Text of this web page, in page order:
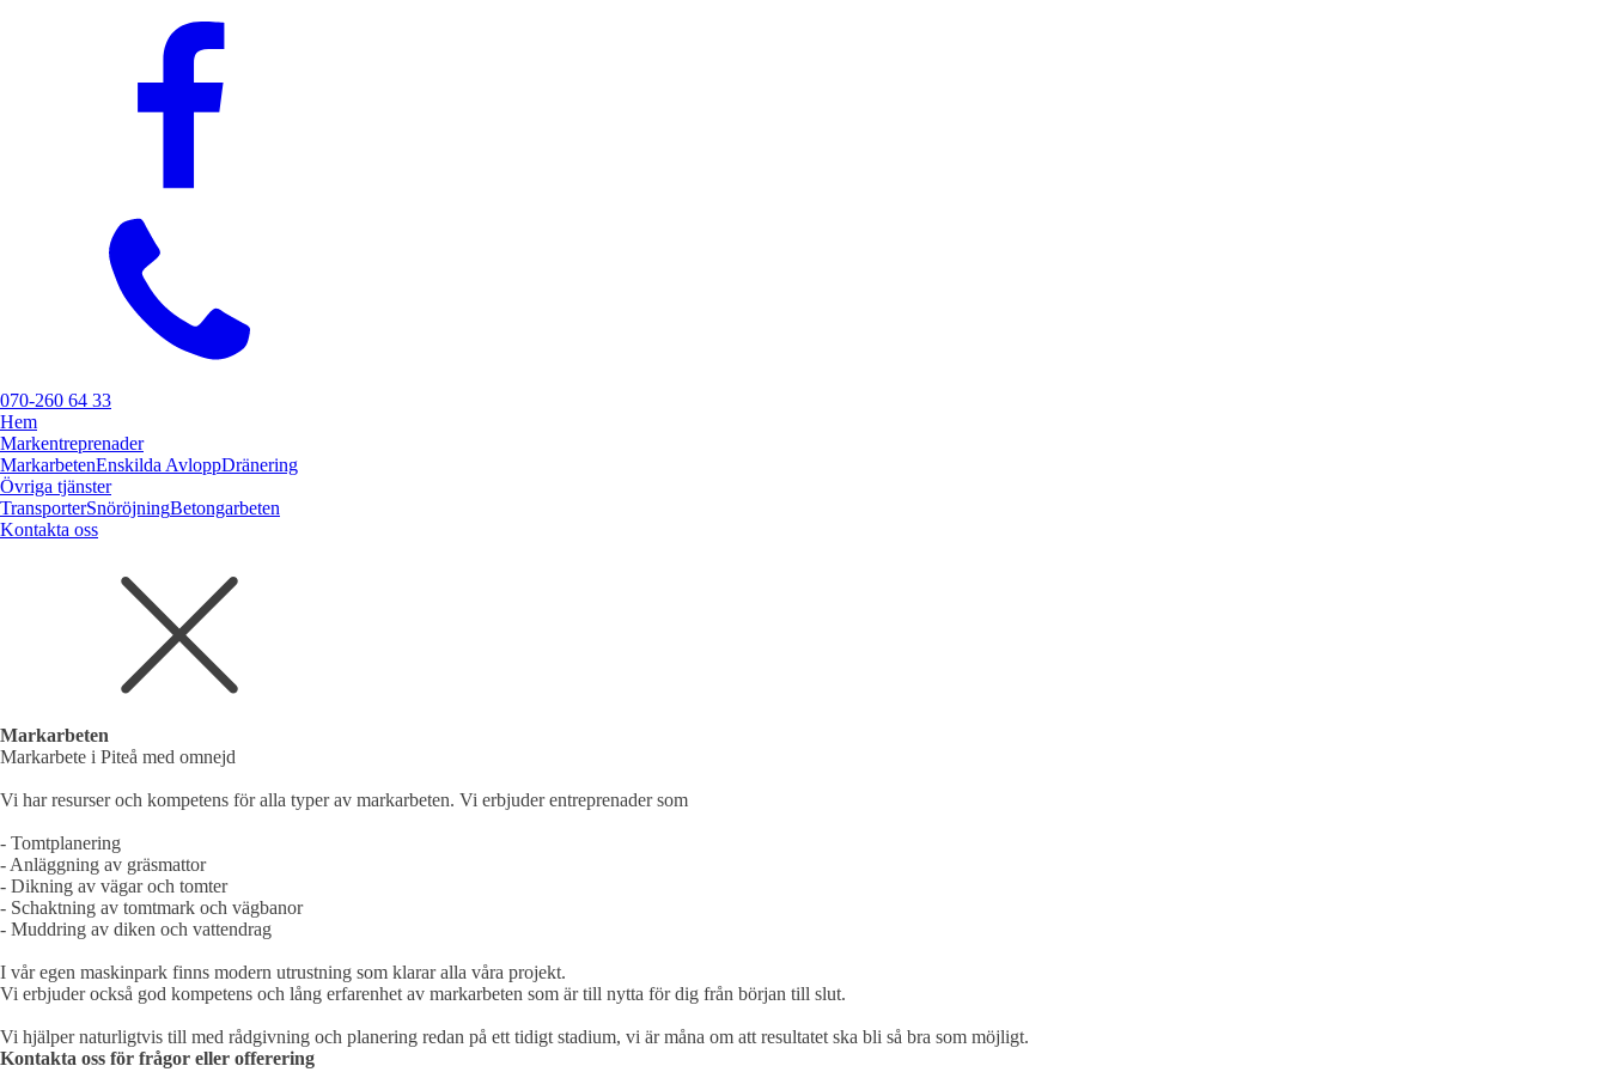
070-260 64 33
Hem
Markentreprenader
MarkarbetenEnskilda AvloppDränering
Övriga tjänster
TransporterSnöröjningBetongarbeten
Kontakta oss
Markarbeten
Markarbete i Piteå med omnejd
Vi har resurser och kompetens för alla typer av markarbeten. Vi erbjuder entreprenader som
- Tomtplanering
- Anläggning av gräsmattor
- Dikning av vägar och tomter
- Schaktning av tomtmark och vägbanor
- Muddring av diken och vattendrag
I vår egen maskinpark finns modern utrustning som klarar alla våra projekt.
Vi erbjuder också god kompetens och lång erfarenhet av markarbeten som är till nytta för dig från början till slut.
Vi hjälper naturligtvis till med rådgivning och planering redan på ett tidigt stadium, vi är måna om att resultatet ska bli så bra som möjligt.
Kontakta oss för frågor eller offerering